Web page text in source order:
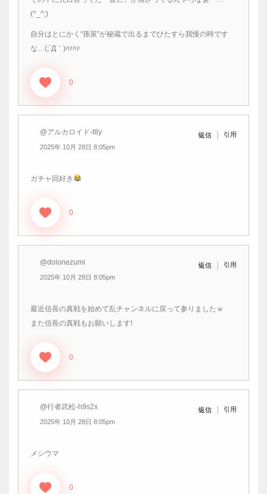
(^_^;)
自分はとにかく“孫策”が秘蔵で出るまでひたすら我慢の時です
な…(;´Д｀)ﾊｧﾊｧ
0
@アルカロイド-t8y
2025年 10月 28日 8:05pm
返信 引用
ガチャ回好き
0
@dolonezumi
2025年 10月 28日 8:05pm
返信 引用
最近信長の真戦を始めて乱チャンネルに戻って参りましたｗ
また信長の真戦もお願いします!
0
@行者武松-h9s2x
2025年 10月 28日 8:05pm
返信 引用
メシウマ
0